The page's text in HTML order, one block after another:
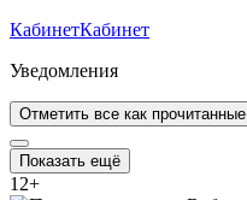
КабинетКабинет
Уведомления
Отметить все как прочитанные
Показать ещё
12+